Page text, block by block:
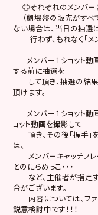
◎それぞれのメンバー
（劇場盤の販売がすべ
ない場合は、当日の抽選
行わず、もれなく「メン
「メンバー１ショット
する前に抽選を
して頂き、抽選の結果
頂けます。
「メンバー１ショット
ョット動画を撮影して
頂き、その後「握手」
は、
メンバーキャッチフレ
とのにらめっこ・・・
など、主催者が指定す
合がございます。
内容については、ファ
鋭意検討中です！！！